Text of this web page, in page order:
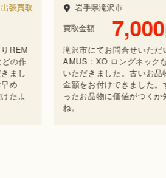
買取
作
し
よ
岩手県滝沢市
買取金額
7,000
滝沢市にてお問合せいただ
AMUS：XO ロングネックな
いただきました。古いお品
金額をお付けできました。
ったお品物に価値がつくか
ね。